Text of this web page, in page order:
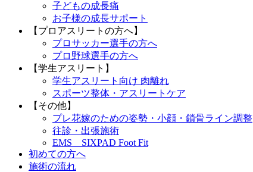
子どもの成長痛
お子様の成長サポート
【プロアスリートの方へ】
プロサッカー選手の方へ
プロ野球選手の方へ
【学生アスリート】
学生アスリート向け 肉離れ
スポーツ整体・アスリートケア
【その他】
プレ花嫁のための姿勢・小顔・鎖骨ライン調整
往診・出張施術
EMS SIXPAD Foot Fit
初めての方へ
施術の流れ